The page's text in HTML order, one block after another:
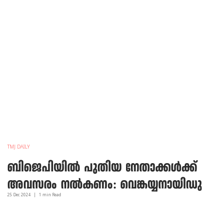
TMJ DAILY
ബിജെപിയില്‍ പുതിയ നേതാക്കള്‍ക്ക്
അവസരം നല്‍കണം: വെങ്കയ്യനായിഡു
25 Dec 2024 1 min Read